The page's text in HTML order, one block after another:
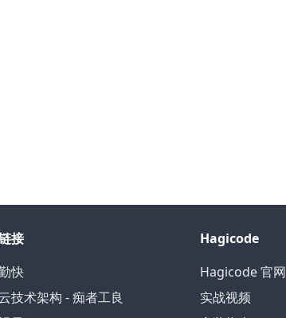
接
快
技术架构 - 痴者工良
Hagicode
Hagicode 官网
实战视频